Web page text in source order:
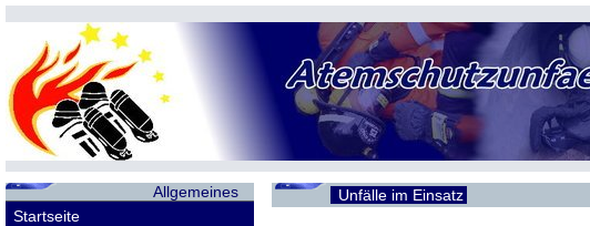
Allgemeines
Startseite
Unfälle im Einsatz